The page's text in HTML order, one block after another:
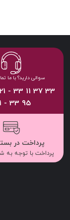
سوالی دارید؟ با ما
95 33 - 021
پرداخت در
پرداخت با توجه به